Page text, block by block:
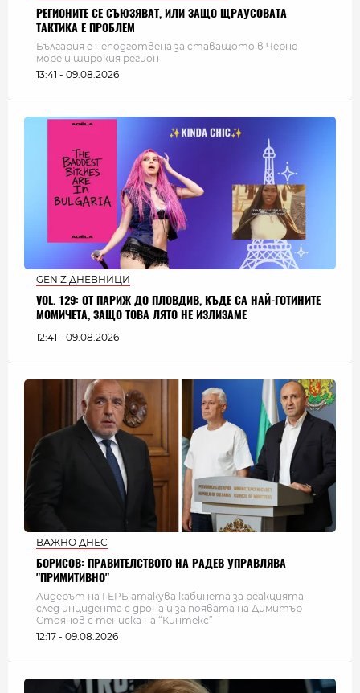
РЕГИОНИТЕ СЕ СЪЮЗЯВАТ, ИЛИ ЗАЩО ЩРАУСОВАТА
ТАКТИКА Е ПРОБЛЕМ
България e неподготвена за ставащото в Черно
море и широкия регион
13:41 - 09.08.2026
GEN Z ДНЕВНИЦИ
VOL. 129: ОТ ПАРИЖ ДО ПЛОВДИВ, КЪДЕ СА НАЙ-ГОТИНИТЕ
МОМИЧЕТА, ЗАЩО ТОВА ЛЯТО НЕ ИЗЛИЗАМЕ
12:41 - 09.08.2026
ВАЖНО ДНЕС
БОРИСОВ: ПРАВИТЕЛСТВОТО НА РАДЕВ УПРАВЛЯВА
"ПРИМИТИВНО"
Лидерът на ГЕРБ атакува кабинета за реакцията
след инцидента с дрона и за появата на Димитър
Стоянов с тениска на “Кинтекс”
12:17 - 09.08.2026